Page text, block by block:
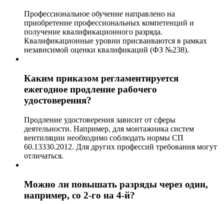
Профессиональное обучение направлено на
приобретение профессиональных компетенций и
получение квалификационного разряда.
Квалификационные уровни присваиваются в рамках
независимой оценки квалификаций (ФЗ №238).
Каким приказом регламентируется
ежегодное продление рабочего
удостоверения?
Продление удостоверения зависит от сферы
деятельности. Например, для монтажника систем
вентиляции необходимо соблюдать нормы СП
60.13330.2012. Для других профессий требования могут
отличаться.
Можно ли повышать разряды через один,
например, со 2-го на 4-й?